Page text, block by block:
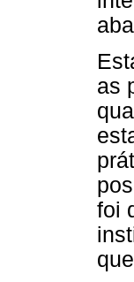
as
foi